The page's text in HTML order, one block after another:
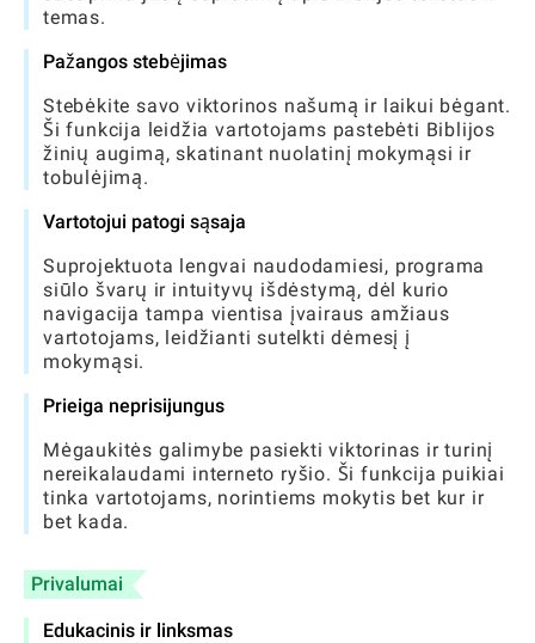
temas.
Pažangos stebėjimas
Stebėkite savo viktorinos našumą ir laikui bėgant.
Ši funkcija leidžia vartotojams pastebėti Biblijos
žinių augimą, skatinant nuolatinį mokymąsi ir
tobulėjimą.
Vartotojui patogi sąsaja
Suprojektuota lengvai naudodamiesi, programa
siūlo švarų ir intuityvų išdėstymą, dėl kurio
navigacija tampa vientisa įvairaus amžiaus
vartotojams, leidžianti sutelkti dėmesį į
mokymąsi.
Prieiga neprisijungus
Mėgaukitės galimybe pasiekti viktorinas ir turinį
nereikalaudami interneto ryšio. Ši funkcija puikiai
tinka vartotojams, norintiems mokytis bet kur ir
bet kada.
Privalumai
Edukacinis ir linksmas